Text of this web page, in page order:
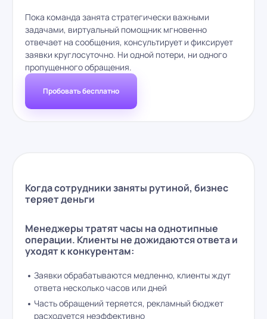
Пока команда занята стратегически важными
задачами, виртуальный помощник мгновенно
отвечает на сообщения, консультирует и фиксирует
заявки круглосуточно. Ни одной потери, ни одного
пропущенного обращения.
Пробовать бесплатно
Когда сотрудники заняты рутиной, бизнес
теряет деньги
Менеджеры тратят часы на однотипные
операции. Клиенты не дожидаются ответа и
уходят к конкурентам:
Заявки обрабатываются медленно, клиенты ждут
ответа несколько часов или дней
Часть обращений теряется, рекламный бюджет
расходуется неэффективно